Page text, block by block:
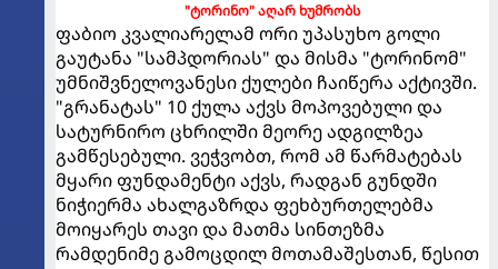
"ტორინო" აღარ ხუმრობს
ფაბიო კვალიარელამ ორი უპასუხო გოლი
გაუტანა "სამპდორიას" და მისმა "ტორინომ"
უმნიშვნელოვანესი ქულები ჩაიწერა აქტივში.
"გრანატას" 10 ქულა აქვს მოპოვებული და
სატურნირო ცხრილში მეორე ადგილზეა
გამწესებული. ვეჭვობთ, რომ ამ წარმატებას
მყარი ფუნდამენტი აქვს, რადგან გუნდში
ნიჭიერმა ახალგაზრდა ფეხბურთელებმა
მოიყარეს თავი და მათმა სინთეზმა
რამდენიმე გამოცდილ მოთამაშესთან, წესით